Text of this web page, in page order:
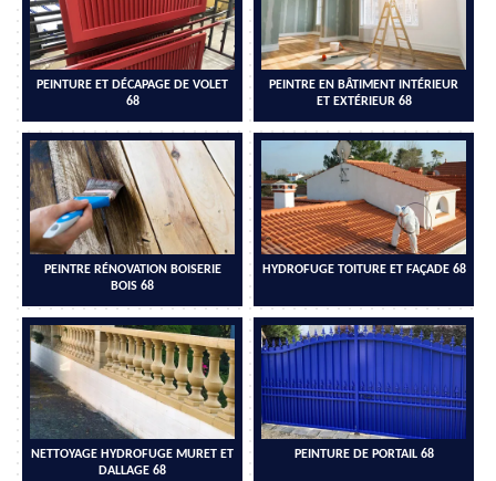
PEINTURE ET DÉCAPAGE DE VOLET
68
PEINTRE EN BÂTIMENT INTÉRIEUR
ET EXTÉRIEUR 68
PEINTRE RÉNOVATION BOISERIE
BOIS 68
HYDROFUGE TOITURE ET FAÇADE 68
NETTOYAGE HYDROFUGE MURET ET
DALLAGE 68
PEINTURE DE PORTAIL 68